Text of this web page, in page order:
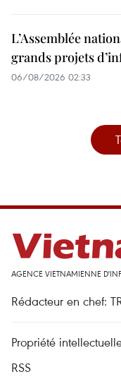
L’Assemblée
grands projets
06/08/2026 02:33
AGENCE VIETNAMIENNE
Rédacteur en chef:
Propriété
RSS